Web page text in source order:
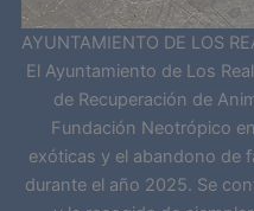
AYUNTAMIENTO DE LOS
El Ayuntamiento de Los
de Recuperación de
Fundación Neotrópico
exóticas y el abandono de
durante el año 2025. Se